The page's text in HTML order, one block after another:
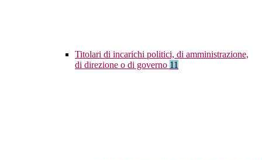
Titolari di incarichi politici, di amministrazione,
di direzione o di governo 11